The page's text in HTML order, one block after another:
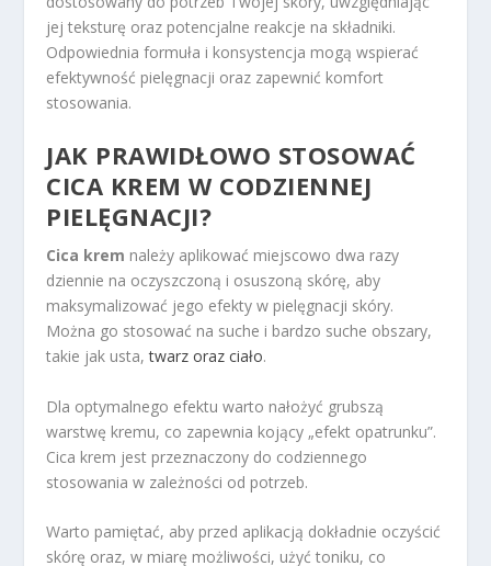
jej teksturę oraz potencjalne reakcje na składniki.
Odpowiednia formuła i konsystencja mogą wspierać
efektywność pielęgnacji oraz zapewnić komfort
stosowania.
JAK PRAWIDŁOWO STOSOWAĆ
CICA KREM W CODZIENNEJ
PIELĘGNACJI?
Cica krem należy aplikować miejscowo dwa razy
dziennie na oczyszczoną i osuszoną skórę, aby
maksymalizować jego efekty w pielęgnacji skóry.
Można go stosować na suche i bardzo suche obszary,
takie jak usta,twarz oraz ciało.
Dla optymalnego efektu warto nałożyć grubszą
warstwę kremu, co zapewnia kojący „efekt opatrunku”.
Cica krem jest przeznaczony do codziennego
stosowania w zależności od potrzeb.
Warto pamiętać, aby przed aplikacją dokładnie oczyścić
skórę oraz, w miarę możliwości, użyć toniku, co